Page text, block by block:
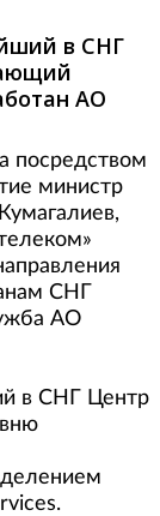
в СНГ
АО
посредством
министр
СНГ
АО
в СНГ Центр